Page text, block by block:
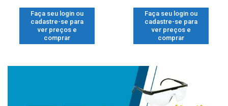
Faça seu login ou
cadastre-se para
ver preços e
comprar
Faça seu login ou
cadastre-se para
ver preços e
comprar